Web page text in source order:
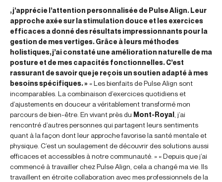
, j’apprécie l’attention personnalisée de Pulse Align. Leur
approche axée sur la stimulation douce et les exercices
efficaces a donné des résultats impressionnants pour la
gestion de mes vertiges. Grâce à leurs méthodes
holistiques, j’ai constaté une amélioration naturelle de ma
posture et de mes capacités fonctionnelles. C’est
rassurant de savoir que je reçois un soutien adapté à mes
besoins spécifiques. » « Les bienfaits de Pulse Align sont
incomparables. La combinaison d’exercices quotidiens et
d’ajustements en douceur a véritablement transformé mon
parcours de bien-être. En vivant près du Mont-Royal , j’ai
rencontré d’autres personnes qui partagent leurs sentiments
quant à la façon dont leur approche favorise la santé mentale et
physique. C’est un soulagement de découvrir des solutions aussi
efficaces et accessibles à notre communauté. » « Depuis que j’ai
commencé à travailler chez Pulse Align, cela a changé ma vie. Ils
travaillent en étroite collaboration avec mes professionnels de la